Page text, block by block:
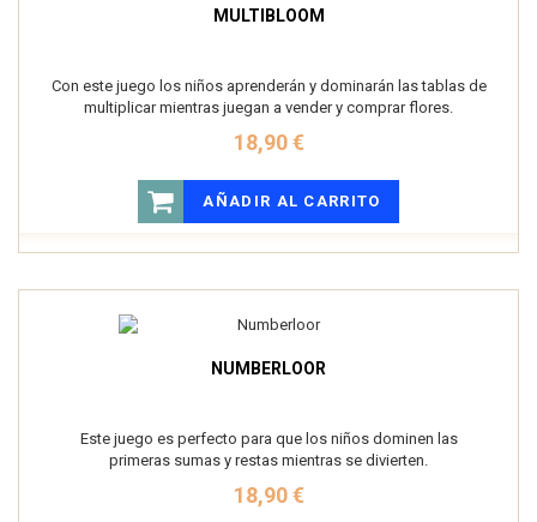
MULTIBLOOM
Con este juego los niños aprenderán y dominarán las tablas de
multiplicar mientras juegan a vender y comprar flores.
18,90 €
AÑADIR AL CARRITO
NUMBERLOOR
Este juego es perfecto para que los niños dominen las
primeras sumas y restas mientras se divierten.
18,90 €